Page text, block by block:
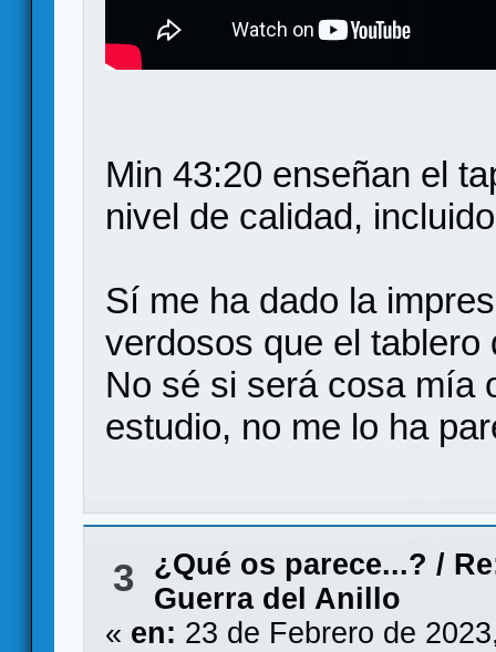
Min 43:20 enseñan el
nivel de calidad,
Sí me ha dado la
verdosos que el tablero
No sé si será cosa mía
estudio, no me lo ha
3 ¿Qué os parece...? /
Guerra del Anillo
« en: 23 de Febrero de